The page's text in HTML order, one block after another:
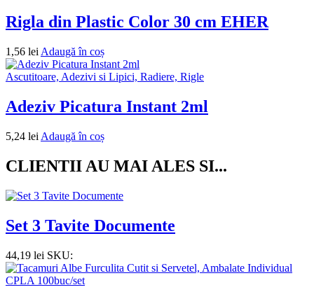
Rigla din Plastic Color 30 cm EHER
1,56 lei Adaugă în coș
Ascutitoare, Adezivi si Lipici, Radiere, Rigle
Adeziv Picatura Instant 2ml
5,24 lei Adaugă în coș
CLIENTII AU MAI ALES SI...
Set 3 Tavite Documente
44,19 lei SKU: